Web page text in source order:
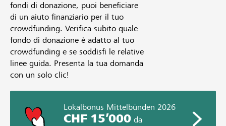
fondi di donazione, puoi beneficiare
di un aiuto finanziario per il tuo
crowdfunding. Verifica subito quale
fondo di donazione è adatto al tuo
crowdfunding e se soddisfi le relative
linee guida. Presenta la tua domanda
con un solo clic!
Lokalbonus Mittelbünden 2026
CHF 15’000da